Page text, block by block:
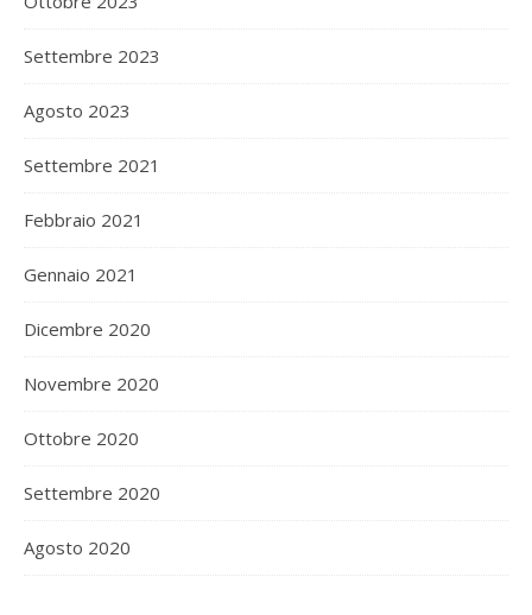
Settembre 2023
Agosto 2023
Settembre 2021
Febbraio 2021
Gennaio 2021
Dicembre 2020
Novembre 2020
Ottobre 2020
Settembre 2020
Agosto 2020